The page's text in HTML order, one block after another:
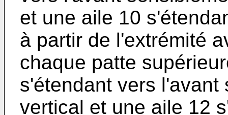
et une aile 10
à partir de l'extrémité
chaque patte
s'étendant vers
vertical et une aile 12